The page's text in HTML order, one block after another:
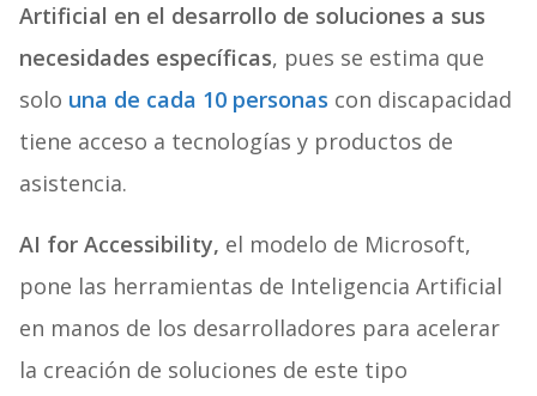
Artificial en el desarrollo de soluciones a sus
necesidades específicas, pues se estima que
solo una de cada 10 personas con discapacidad
tiene acceso a tecnologías y productos de
asistencia.
AI for Accessibility, el modelo de Microsoft,
pone las herramientas de Inteligencia Artificial
en manos de los desarrolladores para acelerar
la creación de soluciones de este tipo